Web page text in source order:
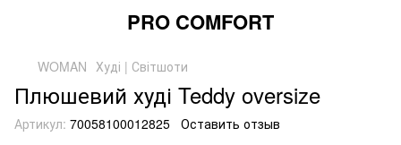
PRO COMFORT
WOMAN Худі | Світшоти
Плюшевий худі Teddy oversize
Артикул: 70058100012825 Оставить отзыв